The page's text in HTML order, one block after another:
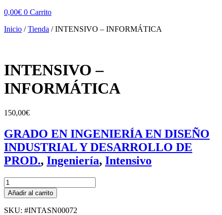
0,00€ 0 Carrito
Inicio /Tienda /INTENSIVO – INFORMÁTICA
INTENSIVO –
INFORMÁTICA
150,00€
GRADO EN INGENIERÍA EN DISEÑO
INDUSTRIAL Y DESARROLLO DE
PROD., Ingeniería, Intensivo
INTENSIVO
-
INFORMÁTICA
cantidad
Añadir al carrito
SKU: #INTASN00072